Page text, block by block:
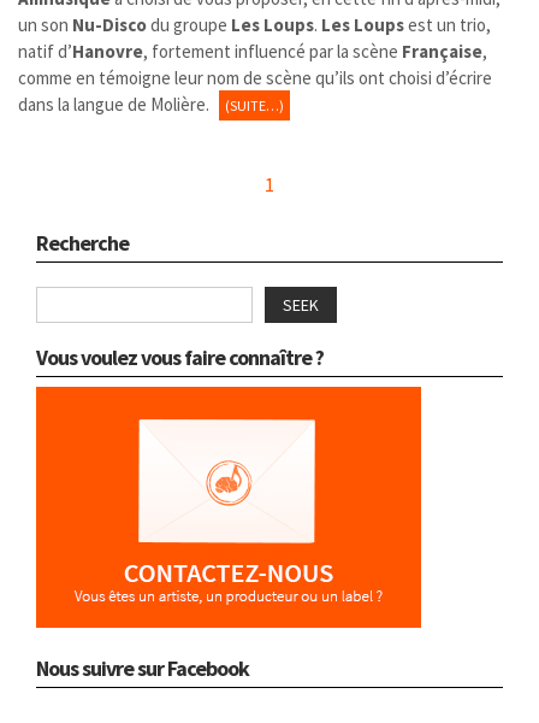
un son Nu-Discodu groupe Les Loups. Les Loupsest un trio,
natif d’Hanovre, fortement influencé par la scène Française,
comme en témoigne leur nom de scène qu’ils ont choisi d’écrire
dans la langue de Molière.
(SUITE…)
1
Recherche
SEEK
Vous voulez vous faire connaître ?
Nous suivre sur Facebook